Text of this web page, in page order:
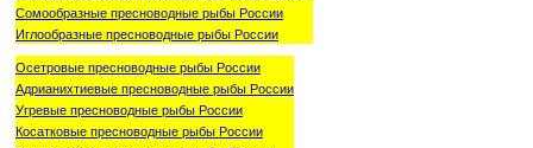
Сомообразные пресноводные рыбы России
Иглообразные пресноводные рыбы России
Осетровые пресноводные рыбы России
Адрианихтиевые пресноводные рыбы России
Угревые пресноводные рыбы России
Косатковые пресноводные рыбы России